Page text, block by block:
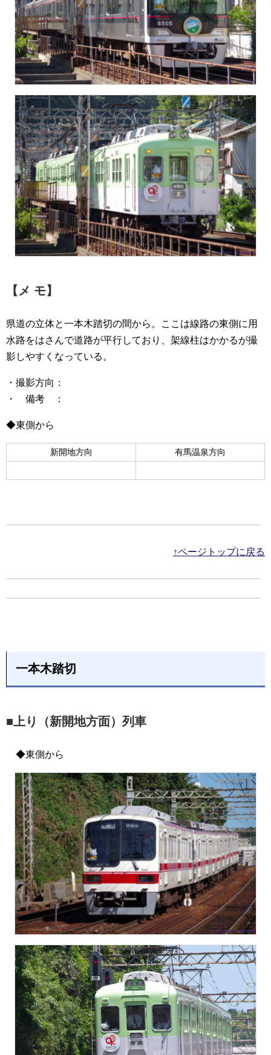
【メ モ】
県道の立体と一本木踏切の間から。ここは線路の東側に用
水路をはさんで道路が平行しており、架線柱はかかるが撮
影しやすくなっている。
・撮影方向：
・ 備考 ：
◆東側から
新開地方向 有馬温泉方向
↑ページトップに戻る
一本木踏切
■上り（新開地方面）列車
◆東側から